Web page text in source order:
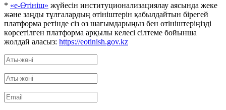
* «е-Өтініш» жүйесін институционализациялау аясында жеке
және заңды тұлғалардың өтініштерін қабылдайтын бірегей
платформа ретінде сіз өз шағымдарыңыз бен өтініштеріңізді
көрсетілген платформа арқылы келесі сілтеме бойынша
жолдай аласыз: https://eotinish.gov.kz